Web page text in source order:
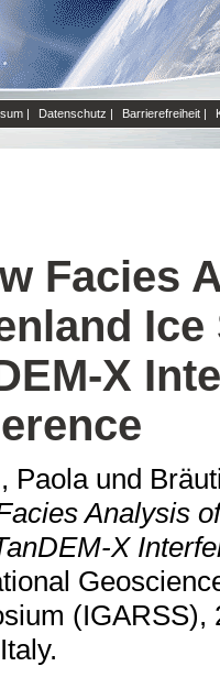
| Datenschutz | Barrierefreiheit |
Facies
X
Paolaund
Analysis
X
(IGARSS),